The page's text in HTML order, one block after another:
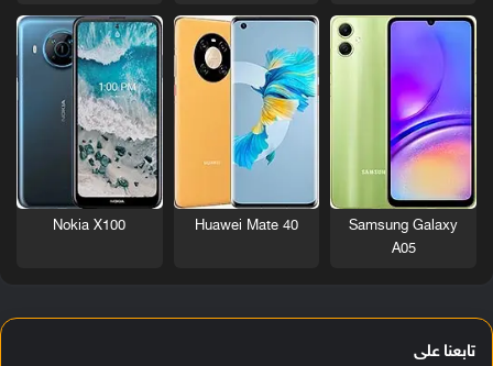
Samsung Galaxy
A05
Huawei Mate 40
Nokia X100
تابعنا على